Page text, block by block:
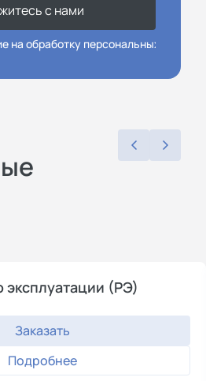
с нами
на обработку персональных
эксплуатации (РЭ)
Заказать
Подробнее